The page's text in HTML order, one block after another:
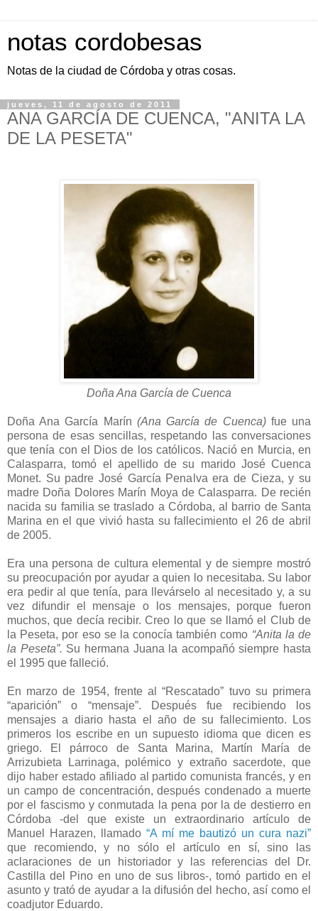
notas cordobesas
Notas de la ciudad de Córdoba y otras cosas.
jueves, 11 de agosto de 2011
ANA GARCÍA DE CUENCA, "ANITA LA
DE LA PESETA"
Doña Ana García de Cuenca
Doña Ana García Marín (Ana García de Cuenca) fue una
persona de esas sencillas, respetando las conversaciones
que tenía con el Dios de los católicos. Nació en Murcia, en
Calasparra, tomó el apellido de su marido José Cuenca
Monet. Su padre José García Penalva era de Cieza, y su
madre Doña Dolores Marín Moya de Calasparra. De recién
nacida su familia se traslado a Córdoba, al barrio de Santa
Marina en el que vivió hasta su fallecimiento el 26 de abril
de 2005.
Era una persona de cultura elemental y de siempre mostró
su preocupación por ayudar a quien lo necesitaba. Su labor
era pedir al que tenía, para llevárselo al necesitado y, a su
vez difundir el mensaje o los mensajes, porque fueron
muchos, que decía recibir. Creo lo que se llamó el Club de
la Peseta, por eso se la conocía también como “Anita la de
la Peseta”. Su hermana Juana la acompañó siempre hasta
el 1995 que falleció.
En marzo de 1954, frente al “Rescatado” tuvo su primera
“aparición” o “mensaje”. Después fue recibiendo los
mensajes a diario hasta el año de su fallecimiento. Los
primeros los escribe en un supuesto idioma que dicen es
griego. El párroco de Santa Marina, Martín María de
Arrizubieta Larrinaga, polémico y extraño sacerdote, que
dijo haber estado afiliado al partido comunista francés, y en
un campo de concentración, después condenado a muerte
por el fascismo y conmutada la pena por la de destierro en
Córdoba -del que existe un extraordinario artículo de
Manuel Harazen, llamado “A mí me bautizó un cura nazi”
que recomiendo, y no sólo el artículo en sí, sino las
aclaraciones de un historiador y las referencias del Dr.
Castilla del Pino en uno de sus libros-, tomó partido en el
asunto y trató de ayudar a la difusión del hecho, así como el
coadjutor Eduardo.